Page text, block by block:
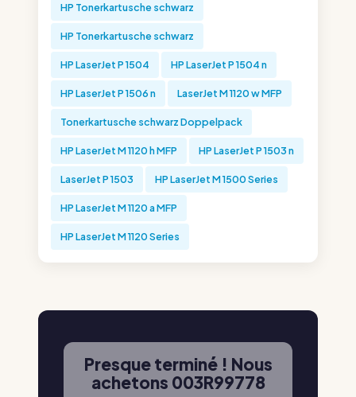
HP Tonerkartusche schwarz
HP Tonerkartusche schwarz
HP LaserJet P 1504 HP LaserJet P 1504 n
HP LaserJet P 1506 n LaserJet M 1120 w MFP
Tonerkartusche schwarz Doppelpack
HP LaserJet M 1120 h MFP HP LaserJet P 1503 n
LaserJet P 1503 HP LaserJet M 1500 Series
HP LaserJet M 1120 a MFP
HP LaserJet M 1120 Series
Presque terminé ! Nous
achetons 003R99778